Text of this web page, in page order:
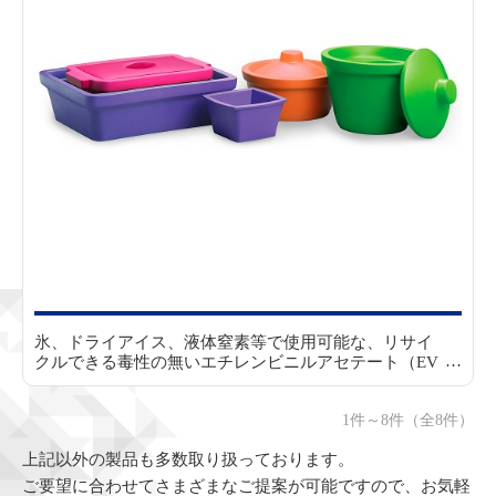
氷、ドライアイス、液体窒素等で使用可能な、リサイ
クルできる毒性の無いエチレンビニルアセテート（EV
A）製コンテナです。防振性が高く、重ねて保管でき、
形もしません。底はざらつきのある表面加工でベンチ
トップで滑りません。
体窒素（-196℃）、アルコール溶液等や93℃までの温
かい溶液中で使用できます。
1件～8件（全8件）
上記以外の製品も多数取り扱っております。
ご要望に合わせてさまざまなご提案が可能ですので、お気軽